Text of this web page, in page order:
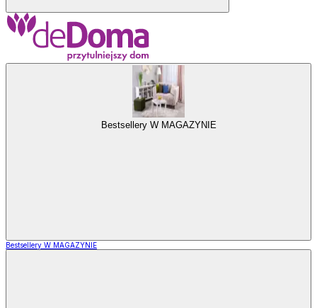
Bestsellery W MAGAZYNIE
Bestsellery W MAGAZYNIE